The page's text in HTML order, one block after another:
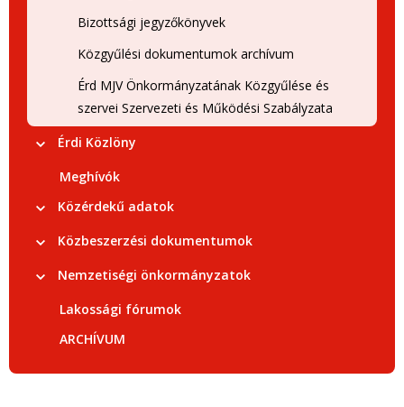
Bizottsági jegyzőkönyvek
Közgyűlési dokumentumok archívum
Érd MJV Önkormányzatának Közgyűlése és
szervei Szervezeti és Működési Szabályzata
Érdi Közlöny
Meghívók
Közérdekű adatok
Közbeszerzési dokumentumok
Nemzetiségi önkormányzatok
Lakossági fórumok
ARCHÍVUM